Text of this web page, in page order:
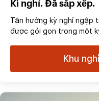
Kì nghỉ. Đã sắp xếp.
Tận hưởng kỳ nghỉ ngập
được gói gọn trong một
Khu